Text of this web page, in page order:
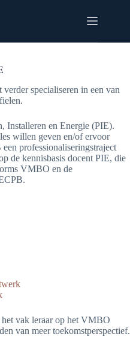
specialiseren in een van
Installeren en Energie (PIE).
willen geven en/of ervoor
professionaliseringstraject
de kennisbasis docent PIE, die
VMBO en de
het vak leraar op het VMBO
van meer toekomstperspectief.